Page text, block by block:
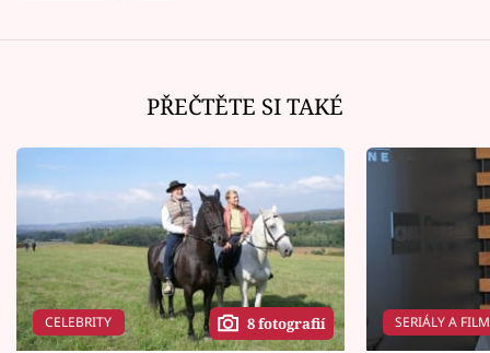
PŘEČTĚTE SI TAKÉ
CELEBRITY 8 fotografií SERIÁLY A